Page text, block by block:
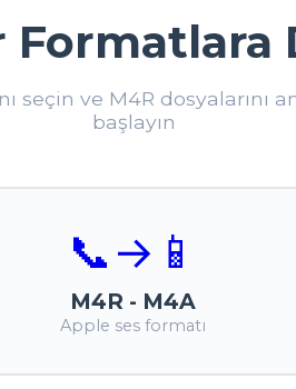
Formatlara
seçin ve M4R dosyalarını
başlayın
📞 → 📱
M4R - M4A
Apple ses formatı